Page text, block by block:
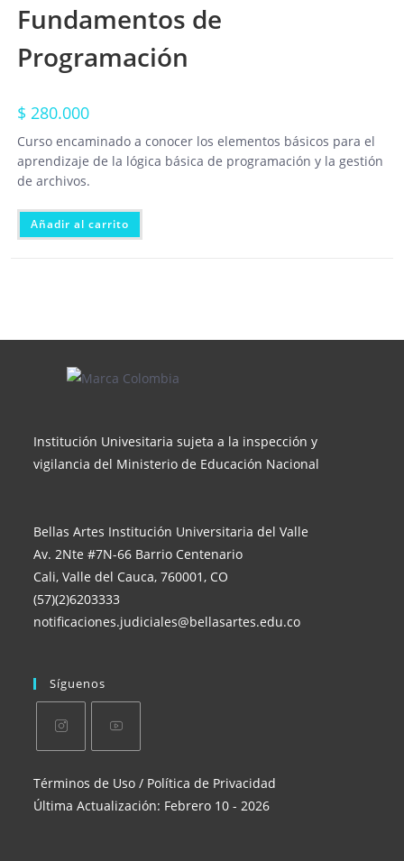
Fundamentos de
Programación
$ 280.000
Curso encaminado a conocer los elementos básicos para el
aprendizaje de la lógica básica de programación y la gestión
de archivos.
Añadir al carrito
Institución Univesitaria sujeta a la inspección y
vigilancia del Ministerio de Educación Nacional
Bellas Artes Institución Universitaria del Valle
Av. 2Nte #7N-66 Barrio Centenario
Cali, Valle del Cauca, 760001, CO
(57)(2)6203333
notificaciones.judiciales@bellasartes.edu.co
Síguenos
abre
en
abre
en
Términos de Uso / Política de Privacidad
Última Actualización: Febrero 10 - 2026